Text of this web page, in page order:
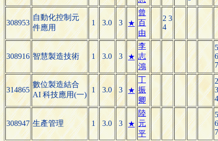
308953
自動化控制元
件應用
1 3.0 3 ★
曾
百
由
2 3
4
308916 智慧製造技術 1 3.0 3 ★
李
志
鴻
5
6
7
314865
數位製造結合
AI 科技應用(一)
1 3.0 3 ★
丁
振
卿
2
3
4
308947 生產管理 1 3.0 3 ★
陸
元
平
5
6
7